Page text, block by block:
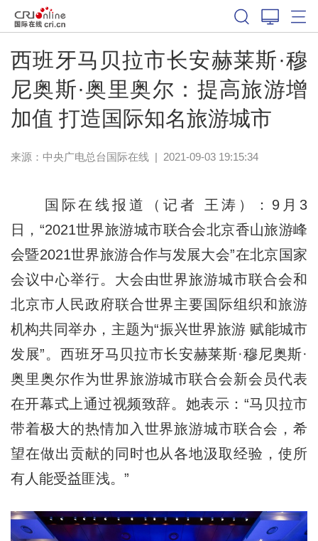
西班牙马贝拉市长安赫莱斯·穆
尼奥斯·奥里奥尔：提高旅游增
加值 打造国际知名旅游城市
来源：中央广电总台国际在线| 2021-09-03 19:15:34
国际在线报道（记者 王涛）：9月3
日，“2021世界旅游城市联合会北京香山旅游峰
会暨2021世界旅游合作与发展大会”在北京国家
会议中心举行。大会由世界旅游城市联合会和
北京市人民政府联合世界主要国际组织和旅游
机构共同举办，主题为“振兴世界旅游 赋能城市
发展”。西班牙马贝拉市长安赫莱斯·穆尼奥斯·
奥里奥尔作为世界旅游城市联合会新会员代表
在开幕式上通过视频致辞。她表示：“马贝拉市
带着极大的热情加入世界旅游城市联合会，希
望在做出贡献的同时也从各地汲取经验，使所
有人能受益匪浅。”